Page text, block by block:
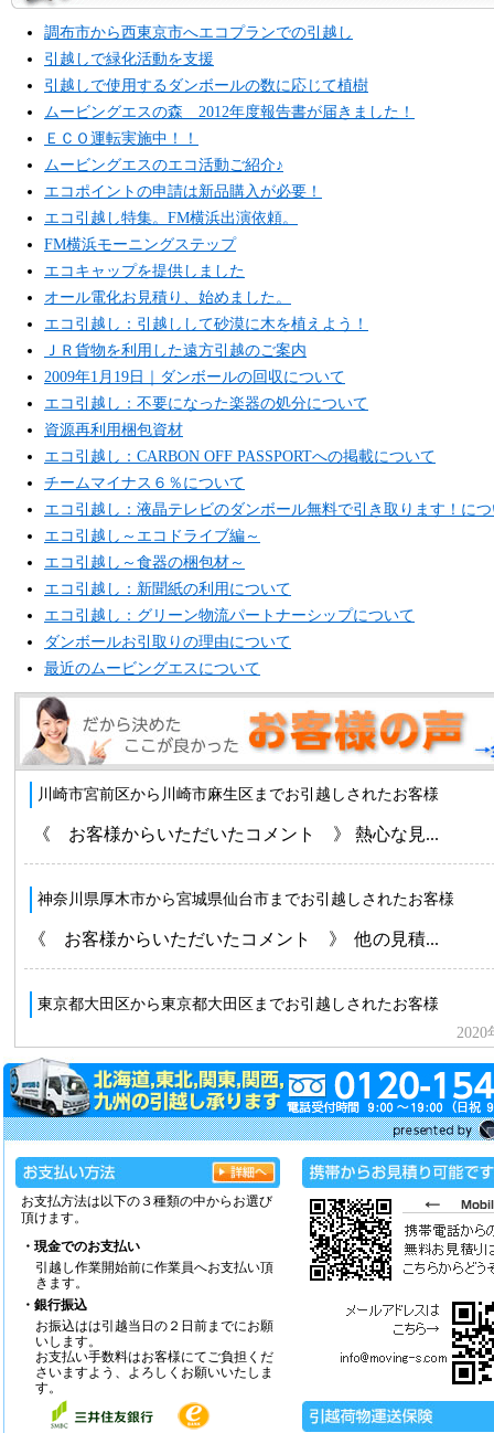
調布市から西東京市へエコプランでの引越し
引越しで緑化活動を支援
引越しで使用するダンボールの数に応じて植樹
ムービングエスの森 2012年度報告書が届きました！
ＥＣＯ運転実施中！！
ムービングエスのエコ活動ご紹介♪
エコポイントの申請は新品購入が必要！
エコ引越し特集。FM横浜出演依頼。
FM横浜モーニングステップ
エコキャップを提供しました
オール電化お見積り、始めました。
エコ引越し：引越しして砂漠に木を植えよう！
ＪＲ貨物を利用した遠方引越のご案内
2009年1月19日｜ダンボールの回収について
エコ引越し：不要になった楽器の処分について
資源再利用梱包資材
エコ引越し：CARBON OFF PASSPORTへの掲載について
チームマイナス６％について
エコ引越し：液晶テレビのダンボール無料で引き取ります！に
エコ引越し～エコドライブ編～
エコ引越し～食器の梱包材～
エコ引越し：新聞紙の利用について
エコ引越し：グリーン物流パートナーシップについて
ダンボールお引取りの理由について
最近のムービングエスについて
お支払方法は以下の３種類の中からお選び
頂けます。
・現金でのお支払い
引越し作業開始前に作業員へお支払い頂
きます。
・銀行振込
お振込はは引越当日の２日前までにお願
いします。
お支払い手数料はお客様にてご負担くだ
さいますよう、よろしくお願いいたしま
す。